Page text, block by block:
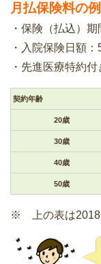
月払保険料の例
・保険（払込）
・入院保険日額：
・先進医療特約付
契約年齢
20歳
30歳
40歳
50歳
※ 上の表は2018